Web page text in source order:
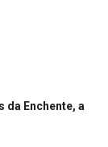
da Enchente, a